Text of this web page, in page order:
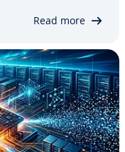
Read more